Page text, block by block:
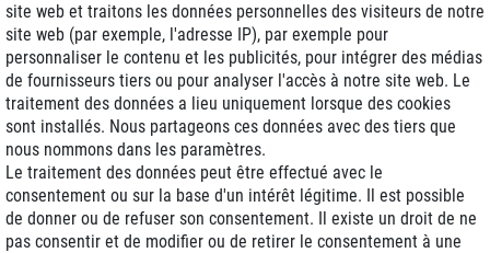
Livraison J+1
Frais d'expédition réduits
Reconditionnée avec garantie
site web et traitons les données personnelles des visiteurs de notre
site web (par exemple, l'adresse IP), par exemple pour
personnaliser le contenu et les publicités, pour intégrer des médias
de fournisseurs tiers ou pour analyser l'accès à notre site web. Le
traitement des données a lieu uniquement lorsque des cookies
sont installés. Nous partageons ces données avec des tiers que
nous nommons dans les paramètres.
Le traitement des données peut être effectué avec le
consentement ou sur la base d'un intérêt légitime. Il est possible
de donner ou de refuser son consentement. Il existe un droit de ne
pas consentir et de modifier ou de retirer le consentement à une